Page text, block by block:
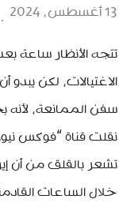
13 أغسطس، 2024
تتجه الأنظار ساعة
الاغتيالات، لكن
سفن الممانعة، لأنه
نقلت قناة “فوكس
تشعر بالقلق من أن
خلال الساعات